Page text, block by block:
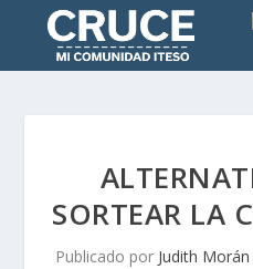
SORTEAR LA
Publicado por Judith